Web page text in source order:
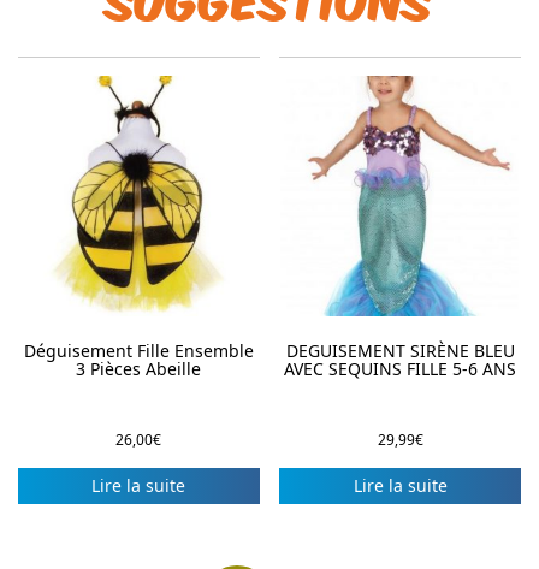
Déguisement Fille Ensemble
3 Pièces Abeille
26,00€
Lire la suite
DEGUISEMENT SIRÈNE BLEU
AVEC SEQUINS FILLE 5-6 ANS
29,99€
Lire la suite